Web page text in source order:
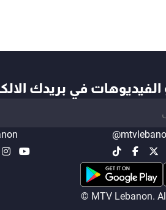
الفيديوهات في بريدك
© MTV Lebanon.